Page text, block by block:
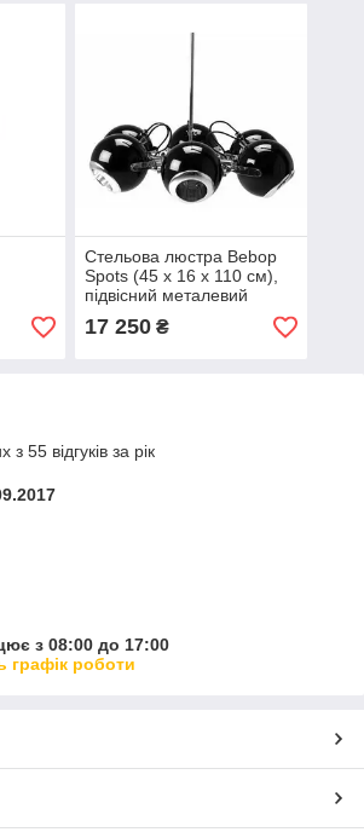
Стельова люстра Bebop
Spots (45 х 16 х 110 см),
підвісний металевий
світильник на штанзі,
чорний
17 250₴
55 відгуків за рік
з 08:00 до 17:00
графік роботи